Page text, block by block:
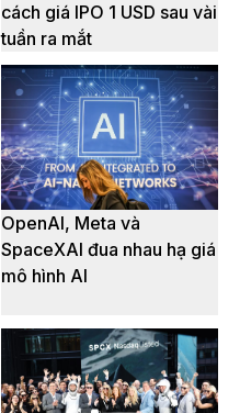
cách giá IPO 1 USD sau vài
tuần ra mắt
OpenAI, Meta và
SpaceXAI đua nhau hạ giá
mô hình AI